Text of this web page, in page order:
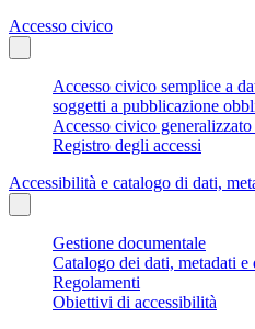
Accesso civico
Accesso civico semplice a
soggetti a pubblicazione
Accesso civico
Registro degli accessi
Accessibilità e catalogo di dati,
Gestione documentale
Catalogo dei dati, metadati e
Regolamenti
Obiettivi di accessibilità